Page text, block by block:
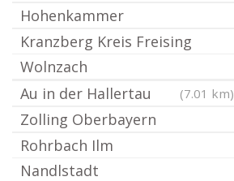
Hohenkammer
Kranzberg Kreis Freising
Wolnzach
Au in der Hallertau
(7.01 km)
Zolling Oberbayern
Rohrbach Ilm
Nandlstadt